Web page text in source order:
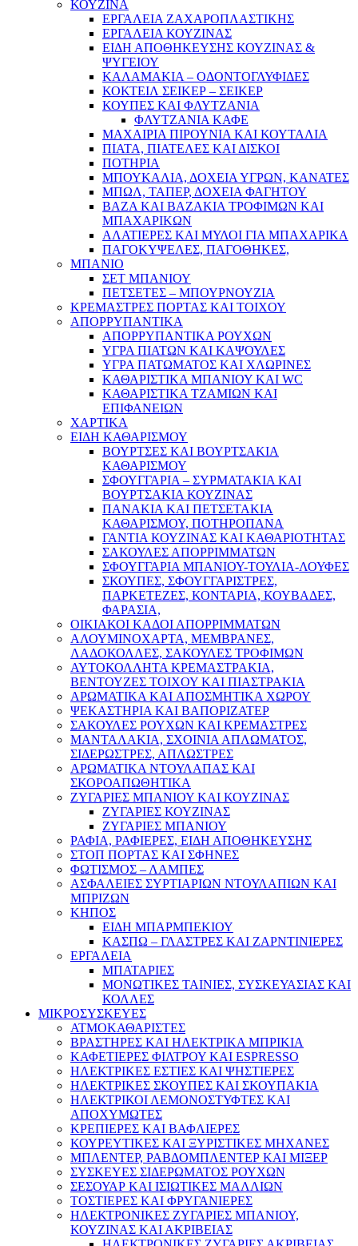
ΚΟΥΖΙΝΑ
ΕΡΓΑΛΕΙΑ ΖΑΧΑΡΟΠΛΑΣΤΙΚΗΣ
ΕΡΓΑΛΕΙΑ ΚΟΥΖΙΝΑΣ
ΕΙΔΗ ΑΠΟΘΗΚΕΥΣΗΣ ΚΟΥΖΙΝΑΣ &
ΨΥΓΕΙΟΥ
ΚΑΛΑΜΑΚΙΑ – ΟΔΟΝΤΟΓΛΥΦΙΔΕΣ
ΚΟΚΤΕΙΛ ΣΕΙΚΕΡ – ΣΕΙΚΕΡ
ΚΟΥΠΕΣ ΚΑΙ ΦΛΥΤΖΑΝΙΑ
ΦΛΥΤΖΑΝΙΑ ΚΑΦΕ
ΜΑΧΑΙΡΙΑ ΠΙΡΟΥΝΙΑ ΚΑΙ ΚΟΥΤΑΛΙΑ
ΠΙΑΤΑ, ΠΙΑΤΕΛΕΣ ΚΑΙ ΔΙΣΚΟΙ
ΠΟΤΗΡΙΑ
ΜΠΟΥΚΑΛΙΑ, ΔΟΧΕΙΑ ΥΓΡΩΝ, ΚΑΝΑΤΕΣ
ΜΠΩΛ, ΤΑΠΕΡ, ΔΟΧΕΙΑ ΦΑΓΗΤΟΥ
ΒΑΖΑ ΚΑΙ ΒΑΖΑΚΙΑ ΤΡΟΦΙΜΩΝ ΚΑΙ
ΜΠΑΧΑΡΙΚΩΝ
ΑΛΑΤΙΕΡΕΣ ΚΑΙ ΜΥΛΟΙ ΓΙΑ ΜΠΑΧΑΡΙΚΑ
ΠΑΓΟΚΥΨΕΛΕΣ, ΠΑΓΟΘΗΚΕΣ,
ΜΠΑΝΙΟ
ΣΕΤ ΜΠΑΝΙΟΥ
ΠΕΤΣΕΤΕΣ – ΜΠΟΥΡΝΟΥΖΙΑ
ΚΡΕΜΑΣΤΡΕΣ ΠΟΡΤΑΣ ΚΑΙ ΤΟΙΧΟΥ
ΑΠΟΡΡΥΠΑΝΤΙΚΑ
ΑΠΟΡΡΥΠΑΝΤΙΚΑ ΡΟΥΧΩΝ
ΥΓΡΑ ΠΙΑΤΩΝ ΚΑΙ ΚΑΨΟΥΛΕΣ
ΥΓΡΑ ΠΑΤΩΜΑΤΟΣ ΚΑΙ ΧΛΩΡΙΝΕΣ
ΚΑΘΑΡΙΣΤΙΚΑ ΜΠΑΝΙΟΥ ΚΑΙ WC
ΚΑΘΑΡΙΣΤΙΚΑ ΤΖΑΜΙΩΝ ΚΑΙ
ΕΠΙΦΑΝΕΙΩΝ
ΧΑΡΤΙΚΑ
ΕΙΔΗ ΚΑΘΑΡΙΣΜΟΥ
ΒΟΥΡΤΣΕΣ ΚΑΙ ΒΟΥΡΤΣΑΚΙΑ
ΚΑΘΑΡΙΣΜΟΥ
ΣΦΟΥΓΓΑΡΙΑ – ΣΥΡΜΑΤΑΚΙΑ ΚΑΙ
ΒΟΥΡΤΣΑΚΙΑ ΚΟΥΖΙΝΑΣ
ΠΑΝΑΚΙΑ ΚΑΙ ΠΕΤΣΕΤΑΚΙΑ
ΚΑΘΑΡΙΣΜΟΥ, ΠΟΤΗΡΟΠΑΝΑ
ΓΑΝΤΙΑ ΚΟΥΖΙΝΑΣ ΚΑΙ ΚΑΘΑΡΙΟΤΗΤΑΣ
ΣΑΚΟΥΛΕΣ ΑΠΟΡΡΙΜΜΑΤΩΝ
ΣΦΟΥΓΓΑΡΙΑ ΜΠΑΝΙΟΥ-ΤΟΥΛΙΑ-ΛΟΥΦΕΣ
ΣΚΟΥΠΕΣ, ΣΦΟΥΓΓΑΡΙΣΤΡΕΣ,
ΠΑΡΚΕΤΕΖΕΣ, ΚΟΝΤΑΡΙΑ, ΚΟΥΒΑΔΕΣ,
ΦΑΡΑΣΙΑ,
ΟΙΚΙΑΚΟΙ ΚΑΔΟΙ ΑΠΟΡΡΙΜΜΑΤΩΝ
ΑΛΟΥΜΙΝΟΧΑΡΤΑ, ΜΕΜΒΡΑΝΕΣ,
ΛΑΔΟΚΟΛΛΕΣ, ΣΑΚΟΥΛΕΣ ΤΡΟΦΙΜΩΝ
ΑΥΤΟΚΟΛΛΗΤΑ ΚΡΕΜΑΣΤΡΑΚΙΑ,
ΒΕΝΤΟΥΖΕΣ ΤΟΙΧΟΥ ΚΑΙ ΠΙΑΣΤΡΑΚΙΑ
ΑΡΩΜΑΤΙΚΑ KAI ΑΠΟΣΜΗΤΙΚΑ ΧΩΡΟΥ
ΨΕΚΑΣΤΗΡΙΑ ΚΑΙ ΒΑΠΟΡΙΖΑΤΕΡ
ΣΑΚΟΥΛΕΣ ΡΟΥΧΩΝ ΚΑΙ ΚΡΕΜΑΣΤΡΕΣ
ΜΑΝΤΑΛΑΚΙΑ, ΣΧΟΙΝΙΑ ΑΠΛΩΜΑΤΟΣ,
ΣΙΔΕΡΩΣΤΡΕΣ, ΑΠΛΩΣΤΡΕΣ
ΑΡΩΜΑΤΙΚΑ ΝΤΟΥΛΑΠΑΣ ΚΑΙ
ΣΚΟΡΟΑΠΩΘΗΤΙΚΑ
ΖΥΓΑΡΙΕΣ ΜΠΑΝΙΟΥ ΚΑΙ ΚΟΥΖΙΝΑΣ
ΖΥΓΑΡΙΕΣ ΚΟΥΖΙΝΑΣ
ΖΥΓΑΡΙΕΣ ΜΠΑΝΙΟΥ
ΡΑΦΙΑ, ΡΑΦΙΕΡΕΣ, ΕΙΔΗ ΑΠΟΘΗΚΕΥΣΗΣ
ΣΤΟΠ ΠΟΡΤΑΣ ΚΑΙ ΣΦΗΝΕΣ
ΦΩΤΙΣΜΟΣ – ΛΑΜΠΕΣ
ΑΣΦΑΛΕΙΕΣ ΣΥΡΤΙΑΡΙΩΝ ΝΤΟΥΛΑΠΙΩΝ ΚΑΙ
ΜΠΡΙΖΩΝ
ΚΗΠΟΣ
ΕΙΔΗ ΜΠΑΡΜΠΕΚΙΟΥ
ΚΑΣΠΩ – ΓΛΑΣΤΡΕΣ ΚΑΙ ΖΑΡΝΤΙΝΙΕΡΕΣ
ΕΡΓΑΛΕΙΑ
ΜΠΑΤΑΡΙΕΣ
ΜΟΝΩΤΙΚΕΣ ΤΑΙΝΙΕΣ, ΣΥΣΚΕΥΑΣΙΑΣ ΚΑΙ
ΚΟΛΛΕΣ
ΜΙΚΡΟΣΥΣΚΕΥΕΣ
ΑΤΜΟΚΑΘΑΡΙΣΤΕΣ
ΒΡΑΣΤΗΡΕΣ ΚΑΙ ΗΛΕΚΤΡΙΚΑ ΜΠΡΙΚΙΑ
ΚΑΦΕΤΙΕΡΕΣ ΦΙΛΤΡΟΥ ΚΑΙ ESPRESSO
ΗΛΕΚΤΡΙΚΕΣ ΕΣΤΙΕΣ ΚΑΙ ΨΗΣΤΙΕΡΕΣ
ΗΛΕΚΤΡΙΚΕΣ ΣΚΟΥΠΕΣ ΚΑΙ ΣΚΟΥΠΑΚΙΑ
ΗΛΕΚΤΡΙΚΟΙ ΛΕΜΟΝΟΣΤΥΦΤΕΣ ΚΑΙ
ΑΠΟΧΥΜΩΤΕΣ
ΚΡΕΠΙΕΡΕΣ ΚΑΙ ΒΑΦΛΙΕΡΕΣ
ΚΟΥΡΕΥΤΙΚΕΣ ΚΑΙ ΞΥΡΙΣΤΙΚΕΣ ΜΗΧΑΝΕΣ
ΜΠΛΕΝΤΕΡ, ΡΑΒΔΟΜΠΛΕΝΤΕΡ ΚΑΙ ΜΙΞΕΡ
ΣΥΣΚΕΥΕΣ ΣΙΔΕΡΩΜΑΤΟΣ ΡΟΥΧΩΝ
ΣΕΣΟΥΑΡ ΚΑΙ ΙΣΙΩΤΙΚΕΣ ΜΑΛΛΙΩΝ
ΤΟΣΤΙΕΡΕΣ ΚΑΙ ΦΡΥΓΑΝΙΕΡΕΣ
ΗΛΕΚΤΡΟΝΙΚΕΣ ΖΥΓΑΡΙΕΣ ΜΠΑΝΙΟΥ,
ΚΟΥΖΙΝΑΣ ΚΑΙ ΑΚΡΙΒΕΙΑΣ